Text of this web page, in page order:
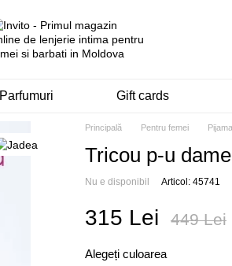
Parfumuri Gift cards
Principală Pentru femei
Tricou p-u
Nu e disponibil Articol: 45741
315 Lei 449 Lei
Alegeți culoarea